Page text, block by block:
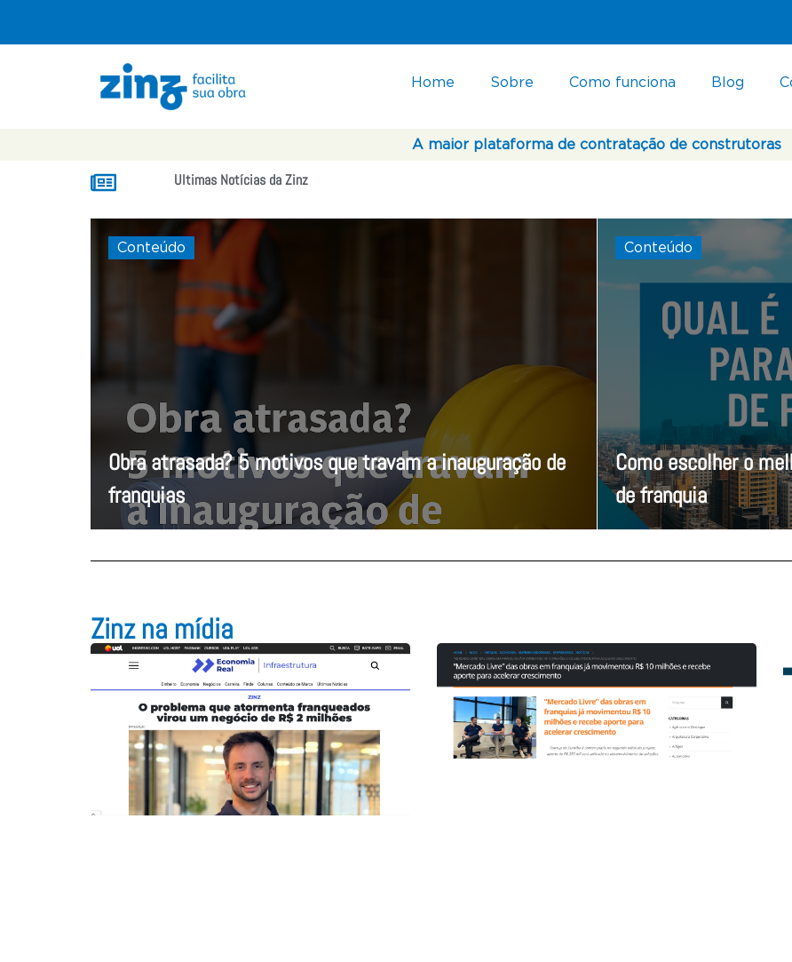
Home Sobre Como funciona Blog
A maior plataforma de contratação de construtoras
Ultimas Notícias da Zinz
Conteúdo
Obra atrasada? 5 motivos que travam a inauguração de
franquias
Conteúdo
Como escolher o
de franquia
Zinz na mídia